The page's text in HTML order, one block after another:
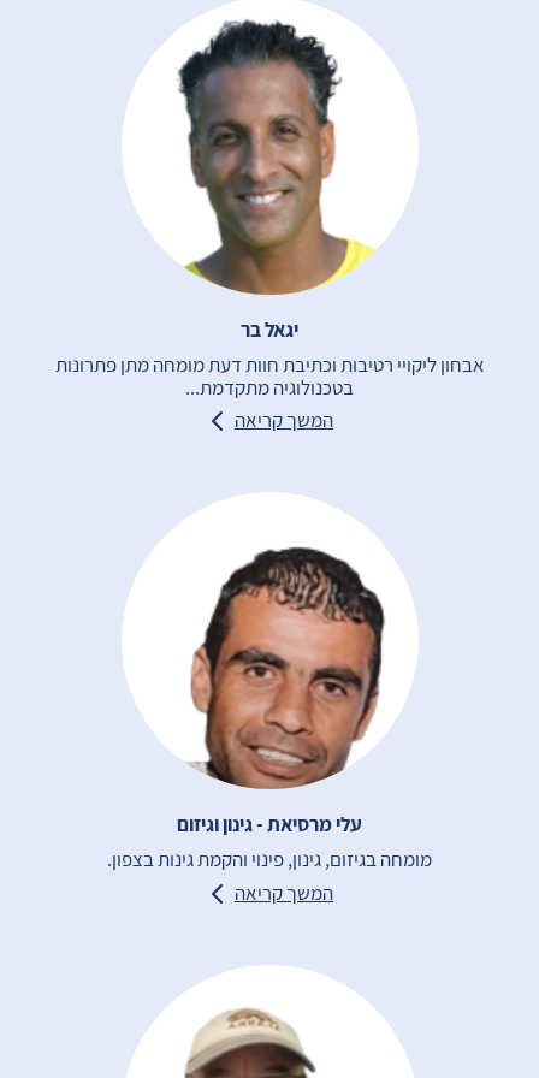
יגאל בר
אבחון ליקויי רטיבות וכתיבת חוות דעת מומחה מתן פתרונות
בטכנולוגיה מתקדמת...
המשך קריאה
עלי מרסיאת - גינון וגיזום
מומחה בגיזום, גינון, פינוי והקמת גינות בצפון.
המשך קריאה